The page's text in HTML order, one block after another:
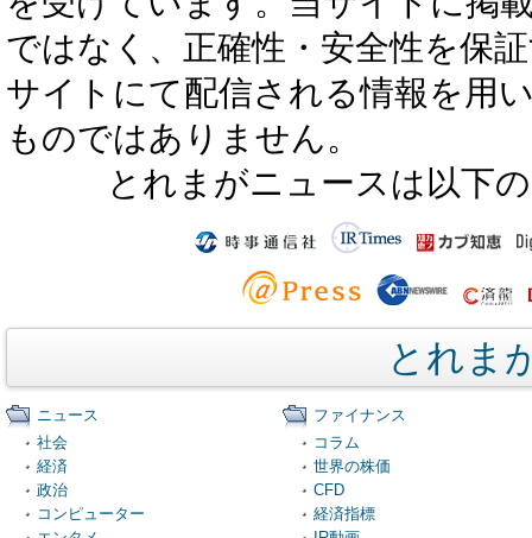
ではなく、正確性・安全性を保
サイトにて配信される情報を用
ものではありません。
とれまがニュースは以下
とれま
ニュース
社会
経済
政治
コンピューター
ファイナンス
コラム
世界の株価
CFD
経済指標